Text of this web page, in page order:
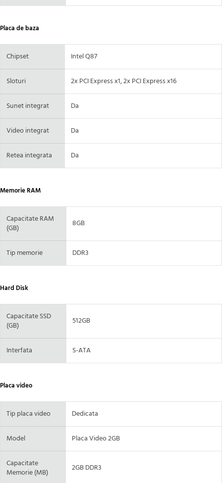
Placa de baza
Chipset Intel Q87
Sloturi 2x PCI Express x1, 2x PCI Express x16
Sunet integrat Da
Video integrat Da
Retea integrata Da
Memorie RAM
Capacitate RAM
(GB)
8GB
Tip memorie DDR3
Hard Disk
Capacitate SSD
(GB)
512GB
Interfata S-ATA
Placa video
Tip placa video Dedicata
Model Placa Video 2GB
Capacitate
Memorie (MB)
2GB DDR3